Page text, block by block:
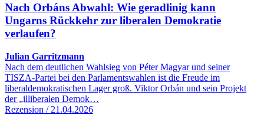
Nach Orbáns Abwahl: Wie geradlinig kann
Ungarns Rückkehr zur liberalen Demokratie
verlaufen?
Julian Garritzmann
Nach dem deutlichen Wahlsieg von Péter Magyar und seiner
TISZA-Partei bei den Parlamentswahlen ist die Freude im
liberaldemokratischen Lager groß. Viktor Orbán und sein Projekt
der „illiberalen Demok…
Rezension / 21.04.2026